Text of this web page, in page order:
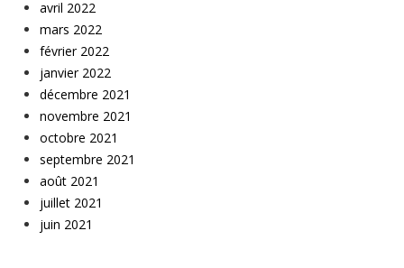
avril 2022
mars 2022
février 2022
janvier 2022
décembre 2021
novembre 2021
octobre 2021
septembre 2021
août 2021
juillet 2021
juin 2021